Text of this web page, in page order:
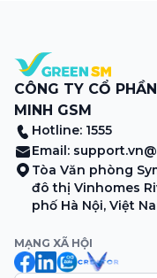
CÔNG TY CỔ
MINH GSM
Hotline: 1555
Email:
Tòa Văn phòng
đô thị Vinhomes
phố Hà Nội, Việt
MẠNG XÃ HỘI